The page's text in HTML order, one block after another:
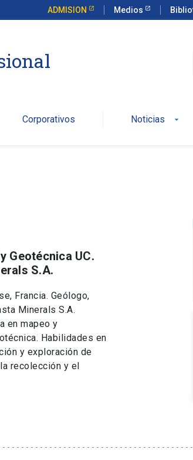
ADMISION Medios
Corporativos Noticias arrow_drop_down
Geotécnica UC.
S.A.
Francia. Geólogo,
Minerals S.A.
en mapeo y
Habilidades en
y exploración de
recolección y el